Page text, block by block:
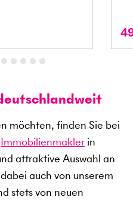
möchten, finden Sie bei
Immobilienmakler in
attraktive Auswahl an
auch von unserem
stets von neuen